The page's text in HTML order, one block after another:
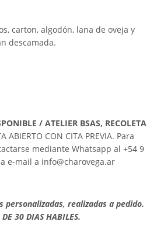
carton, algodón, lana de oveja y
descamada.
/ ATELIER BSAS, RECOLETA
ABIERTO CON CITA PREVIA. Para
mediante Whatsapp al +54 9
e-mail a info@charovega.ar
personalizadas, realizadas a pedido.
30 DIAS HABILES.